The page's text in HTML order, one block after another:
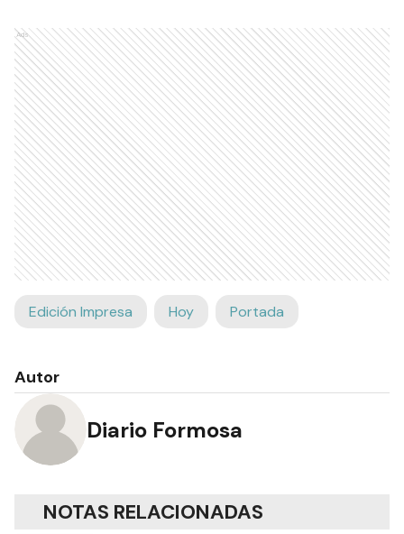
Ads
Edición Impresa Hoy Portada
Autor
Diario Formosa
NOTAS RELACIONADAS